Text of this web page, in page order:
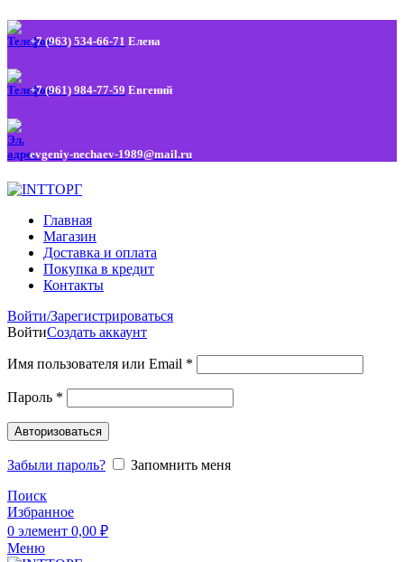
+7 (963) 534-66-71 Елена
+7 (961) 984-77-59 Евгений
evgeniy-nechaev-1989@mail.ru
Главная
Магазин
Доставка и оплата
Покупка в кредит
Контакты
Войти/Зарегистрироваться
ВойтиСоздать аккаунт
Имя пользователя или Email *
Пароль *
Авторизоваться
Забыли пароль?
Запомнить меня
Поиск
Избранное
0 элемент 0,00 ₽
Меню